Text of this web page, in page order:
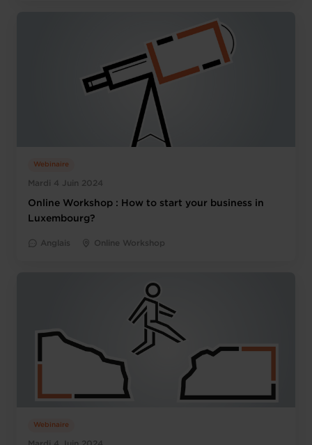
Mardi 4 Juin 2024
Webinaire
Online Workshop : How to start your business in
Luxembourg?
Anglais Online Workshop
Webinaire